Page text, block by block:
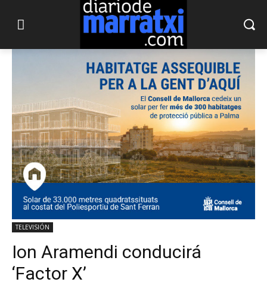
TELEVISIÓN
Ion Aramendi conducirá
‘Factor X’